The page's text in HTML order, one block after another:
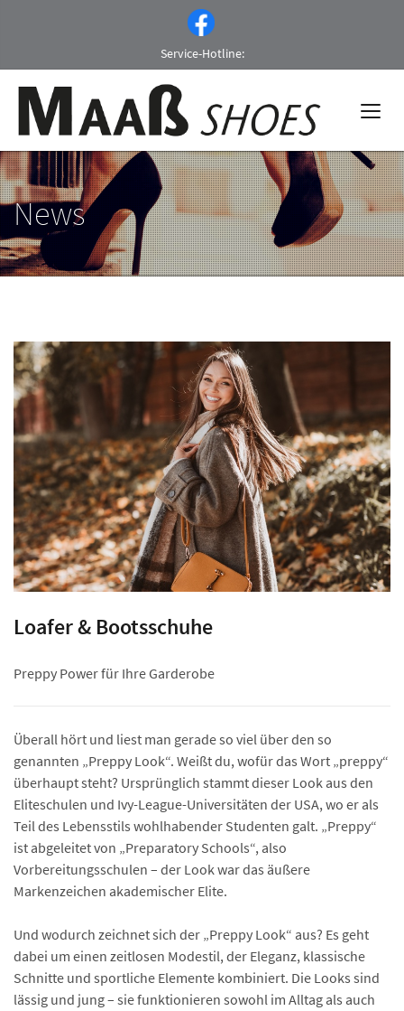
Service-Hotline:
News
Loafer & Bootsschuhe
Preppy Power für Ihre Garderobe
Überall hört und liest man gerade so viel über den so
genannten „Preppy Look“. Weißt du, wofür das Wort „preppy“
überhaupt steht? Ursprünglich stammt dieser Look aus den
Eliteschulen und Ivy-League-Universitäten der USA, wo er als
Teil des Lebensstils wohlhabender Studenten galt. „Preppy“
ist abgeleitet von „Preparatory Schools“, also
Vorbereitungsschulen – der Look war das äußere
Markenzeichen akademischer Elite.
Und wodurch zeichnet sich der „Preppy Look“ aus? Es geht
dabei um einen zeitlosen Modestil, der Eleganz, klassische
Schnitte und sportliche Elemente kombiniert. Die Looks sind
lässig und jung – sie funktionieren sowohl im Alltag als auch